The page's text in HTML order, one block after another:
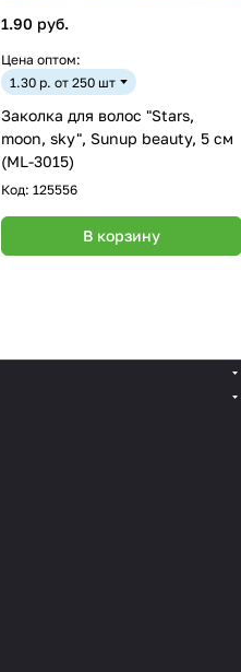
1.90 руб.
Цена оптом:
1.30 р. от 250 шт
Заколка для волос "Stars,
moon, sky", Sunup beauty, 5 см
(ML-3015)
Код: 125556
В корзину